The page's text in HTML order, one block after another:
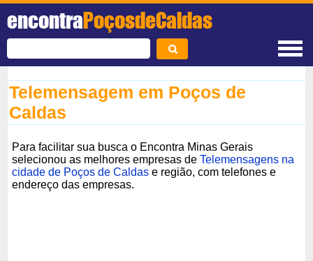
encontraPoçosdeCaldas
Telemensagem em Poços de
Caldas
Para facilitar sua busca o Encontra Minas Gerais
selecionou as melhores empresas deTelemensagens na
cidade de Poços de Caldas e região, com telefones e
endereço das empresas.